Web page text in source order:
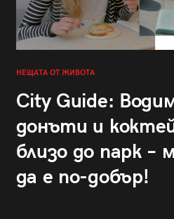
НЕЩАТА ОТ ЖИВОТА
City Guide:
донъти и
близо до парк –
да е по-добър!